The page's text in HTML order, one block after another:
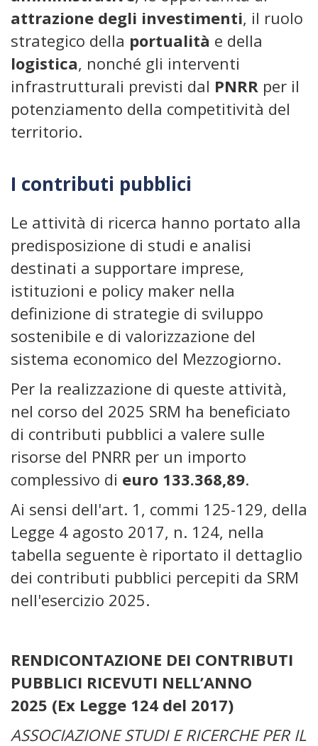
attrazione degli investimenti, il ruolo
strategico della portualità e della
logistica, nonché gli interventi
infrastrutturali previsti dal PNRR per il
potenziamento della competitività del
territorio.
I contributi pubblici
Le attività di ricerca hanno portato alla
predisposizione di studi e analisi
destinati a supportare imprese,
istituzioni e policy maker nella
definizione di strategie di sviluppo
sostenibile e di valorizzazione del
sistema economico del Mezzogiorno.
Per la realizzazione di queste attività,
nel corso del 2025 SRM ha beneficiato
di contributi pubblici a valere sulle
risorse del PNRR per un importo
complessivo di euro 133.368,89.
Ai sensi dell'art. 1, commi 125-129, della
Legge 4 agosto 2017, n. 124, nella
tabella seguente è riportato il dettaglio
dei contributi pubblici percepiti da SRM
nell'esercizio 2025.
RENDICONTAZIONE DEI CONTRIBUTI
PUBBLICI RICEVUTI NELL’ANNO
2025 (Ex Legge 124 del 2017)
ASSOCIAZIONE STUDI E RICERCHE PER IL